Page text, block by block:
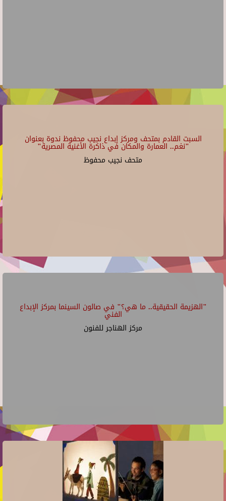
السبت القادم بمتحف ومركز إبداع نجيب محفوظ ندوة بعنوان
"نغم.. العمارة والمكان في ذاكرة الأغنية المصرية"
متحف نجيب محفوظ
"الهزيمة الحقيقية.. ما هي؟" في صالون السينما بمركز الإبداع
الفني
مركز الهناجر للفنون